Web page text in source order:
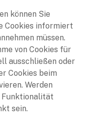
können Sie
Cookies informiert
müssen.
von Cookies für
ausschließen oder
Cookies beim
Werden
Funktionalität
sein.